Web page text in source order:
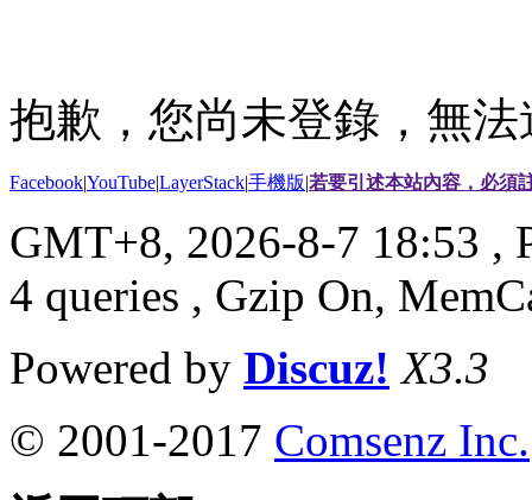
抱歉，您尚未登錄，無
Facebook|YouTube|LayerStack|手機版|若要引述本站內容，必須
GMT+8, 2026-8-7 18:53 ,
4 queries , Gzip On,
Powered by Discuz! X3.3
© 2001-2017 Comsenz Inc.